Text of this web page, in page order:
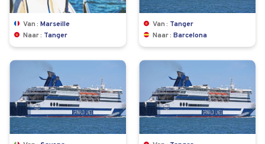
Van
Marseille
Naar
Tanger
Van
Tanger
Naar
Barcelona